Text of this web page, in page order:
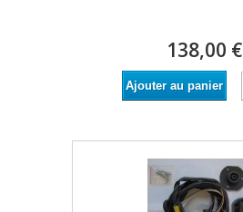
138,00 €
Ajouter au panier